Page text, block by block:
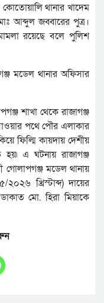
কোতোয়ালি থানার খাদেম
আব্দুল জব্বারের পুত্র।
রয়েছে বলে পুলিশ
মডেল থানার অফিসার
শাখা থেকে রাজাগঞ্জ
পথে পৌর এলাকার
ফিল্মি কায়দায় দেশীয়
হয়৷ এ ঘটনায় রাজাগঞ্জ
গোলাপগঞ্জ মডেল থানায়
খ্রিস্টাব্দ) দায়ের
মো. হিরা মিয়াকে